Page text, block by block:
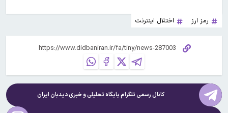
رمز ارز اختلال اینترنت
کانال رسمی تلگرام پایگاه تحلیلی و خبریدیدبان ایران